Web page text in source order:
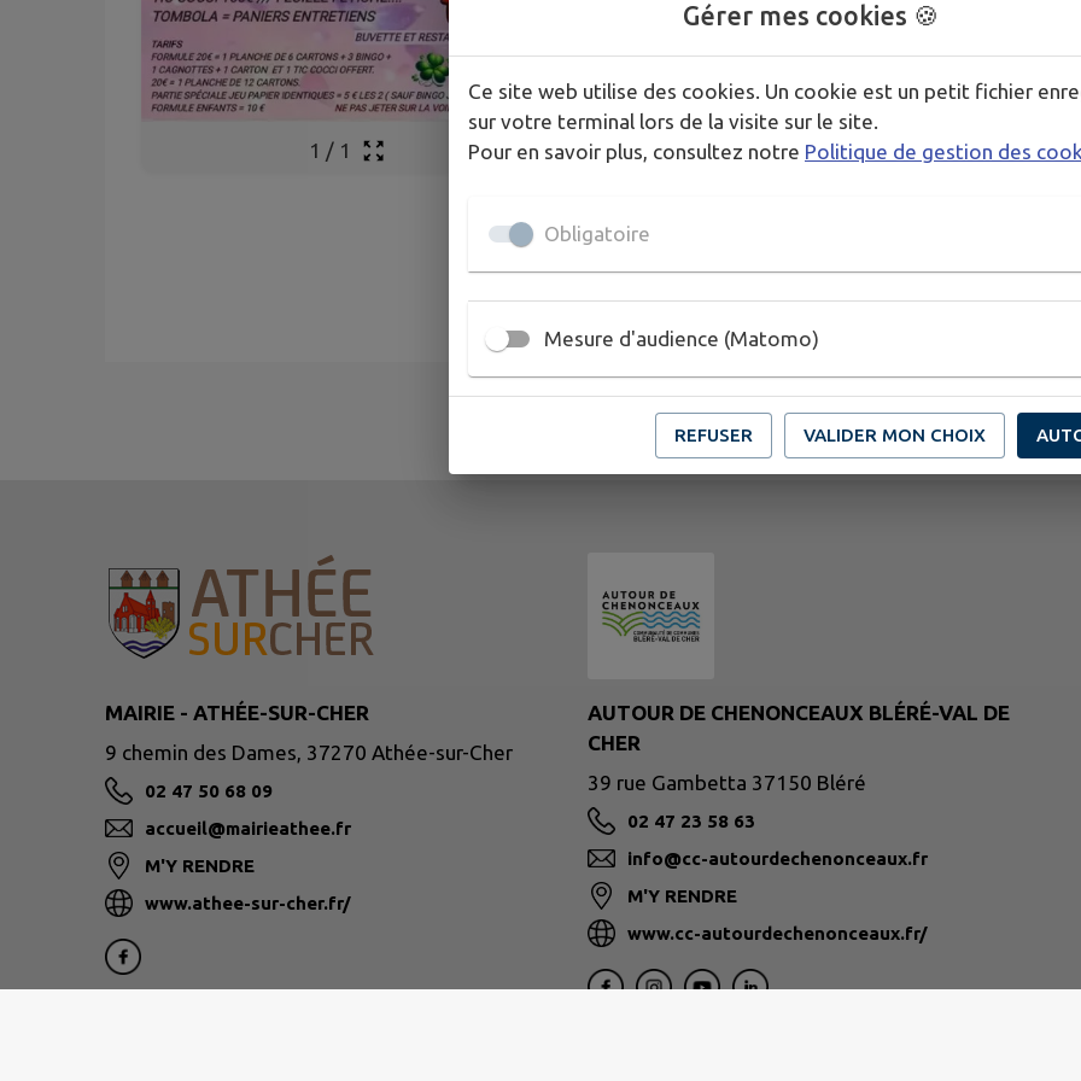
1 / 1
MAIRIE - ATHÉE-SUR-CHER
9 chemin des Dames, 37270 Athée-sur-Cher
02 47 50 68 09
accueil@mairieathee.fr
M'Y RENDRE
www.athee-sur-cher.fr/
AUTOUR DE CHENONCEAUX BLÉRÉ-VAL DE
CHER
39 rue Gambetta 37150 Bléré
02 47 23 58 63
info@cc-autourdechenonceaux.fr
M'Y RENDRE
www.cc-autourdechenonceaux.fr/
Gérer mes cookies 🍪
Ce site web utilise des cookies. Un cookie est un petit fichier
sur votre terminal lors de la visite sur le site.
Pour en savoir plus, consultez notre Politique de gestion des
Obligatoire
Mesure d'audience (Matomo)
REFUSER VALIDER MON CHOIX